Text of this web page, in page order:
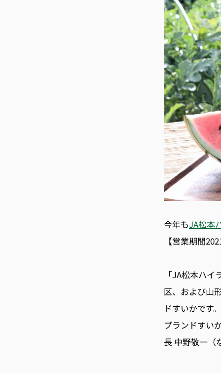
今年もJA松本
【営業期間
「JA松本ハ
区、および山
ドすいかです
ブランドすい
長 中野敬一（